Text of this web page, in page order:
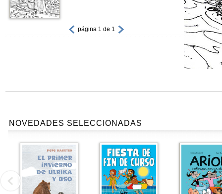
página 1 de 1
NOVEDADES SELECCIONADAS